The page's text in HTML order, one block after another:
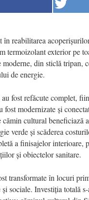
în reabilitarea
termoizolant exterior pe
din sticlă tripan,
de energie.
fost refăcute complet,
fost modernizate și
cămin cultural beneficiază
verde și scăderea
a finisajelor interioare,
și obiectelor sanitare.
transformate în locuri
sociale. Investiția totală